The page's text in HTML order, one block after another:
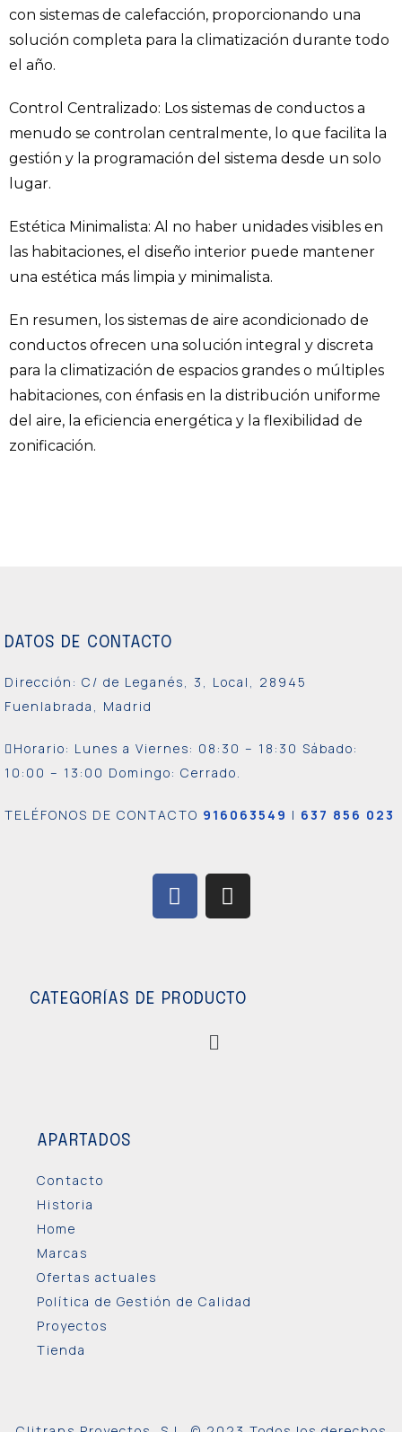
con sistemas de calefacción, proporcionando una
solución completa para la climatización durante todo
el año.
Control Centralizado: Los sistemas de conductos a
menudo se controlan centralmente, lo que facilita la
gestión y la programación del sistema desde un solo
lugar.
Estética Minimalista: Al no haber unidades visibles en
las habitaciones, el diseño interior puede mantener
una estética más limpia y minimalista.
En resumen, los sistemas de aire acondicionado de
conductos ofrecen una solución integral y discreta
para la climatización de espacios grandes o múltiples
habitaciones, con énfasis en la distribución uniforme
del aire, la eficiencia energética y la flexibilidad de
zonificación.
DATOS DE CONTACTO
Dirección: C/ de Leganés, 3, Local, 28945
Fuenlabrada, Madrid
Horario: Lunes a Viernes: 08:30 – 18:30 Sábado:
10:00 – 13:00 Domingo: Cerrado.
TELÉFONOS DE CONTACTO 916063549 | 637 856 023
CATEGORÍAS DE PRODUCTO
APARTADOS
Contacto
Historia
Home
Marcas
Ofertas actuales
Política de Gestión de Calidad
Proyectos
Tienda